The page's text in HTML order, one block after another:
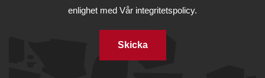
enlighet med Vår integritetspolicy.
Skicka